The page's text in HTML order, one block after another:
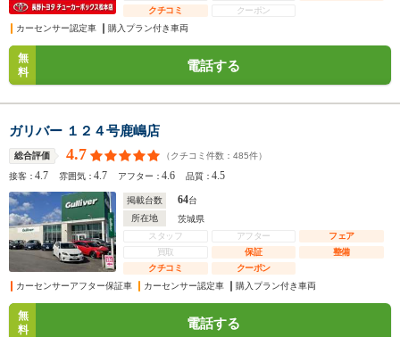
クチコミ
クーポン
カーセンサー認定車
購入プラン付き車両
無
料
電話する
ガリバー １２４号鹿嶋店
総合評価 4.7 （クチコミ件数： 485件）
接客：4.7 雰囲気：4.7 アフター：4.6 品質：4.5
掲載台数 64台
所在地
茨城県
スタッフ
アフター
フェア
買取
保証
整備
クチコミ
クーポン
カーセンサーアフター保証車
カーセンサー認定車 購入プラン付き車両
無
料
電話する